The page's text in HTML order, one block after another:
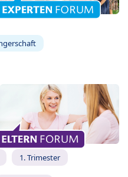
1. Trimester